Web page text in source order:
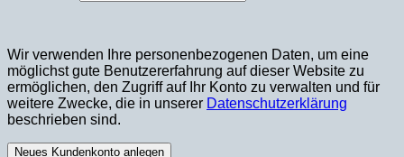
Wir verwenden Ihre personenbezogenen Daten, um eine
möglichst gute Benutzererfahrung auf dieser Website zu
ermöglichen, den Zugriff auf Ihr Konto zu verwalten und für
weitere Zwecke, die in unserer Datenschutzerklärung
beschrieben sind.
Neues Kundenkonto anlegen